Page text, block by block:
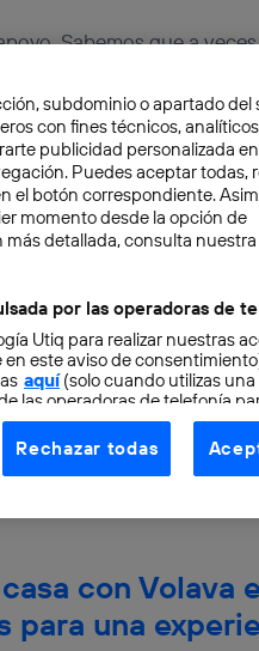
Sabemos que a
es necesario para que
startup de IA
varias compañías
artificial,
con Volava
para una
subdominio o apartado del
con fines técnicos,
publicidad personalizada
Puedes aceptar todas,
el botón correspondiente.
momento desde la opción de
detallada, consulta nuestra
por las operadoras de
Utiq para realizar nuestras
este aviso de
aquí(solo cuando utilizas una
las operadoras de telefonía
como prioridad
por lo que cualquier
Rechazar todas